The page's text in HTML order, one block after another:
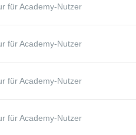
für Academy-Nutzer
für Academy-Nutzer
für Academy-Nutzer
für Academy-Nutzer